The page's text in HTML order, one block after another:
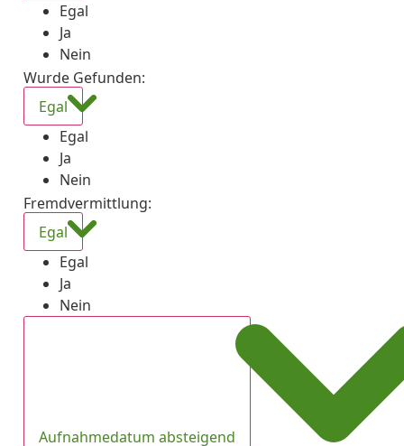
Egal
Ja
Nein
Wurde Gefunden:
Egal
Egal
Ja
Nein
Fremdvermittlung:
Egal
Egal
Ja
Nein
Aufnahmedatum absteigend